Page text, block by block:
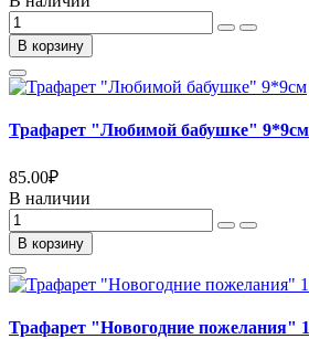
В корзину
Трафарет "Любимой бабушке" 9*9см
85.00₽
В наличии
В корзину
Трафарет "Новогодние пожелания"